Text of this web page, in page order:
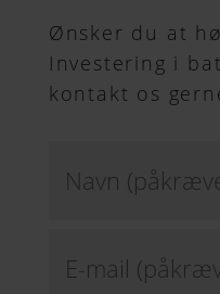
Ønsker du at
Investering i
kontakt os
(påkrævet) *